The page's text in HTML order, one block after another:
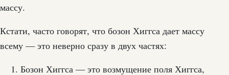
массу.
Кстати, часто говорят, что бозон Хиггса дает массу
всему — это неверно сразу в двух частях:
Бозон Хиггса — это возмущение поля Хиггса,